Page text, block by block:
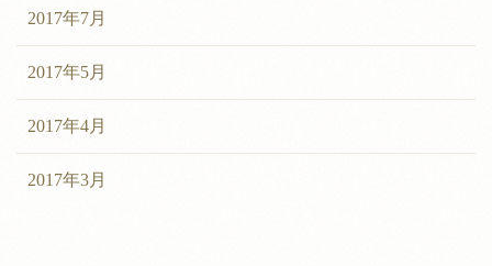
2017年7月
2017年5月
2017年4月
2017年3月